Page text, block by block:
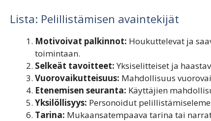
Lista: Pelillistämisen avaintekijät
Motivoivat palkinnot: Houkuttelevat ja
toimintaan.
Selkeät tavoitteet:Yksiselitteiset ja
Vuorovaikutteisuus: Mahdollisuus
Etenemisen seuranta: Käyttäjien
Yksilöllisyys: Personoidut
Tarina: Mukaansatempaava tarina tai